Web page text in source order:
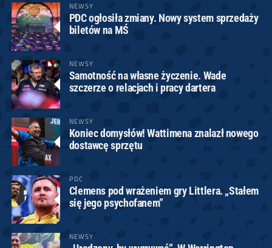
NEWSY
PDC ogłosiła zmiany. Nowy system sprzedaży
biletów na MŚ
NEWSY
Samotność na własne życzenie. Wade
szczerze o relacjach i pracy dartera
NEWSY
Koniec domysłów! Wattimena znalazł nowego
dostawcę sprzętu
PDC
Clemens pod wrażeniem gry Littlera. „Stałem
się jego psychofanem”
NEWSY